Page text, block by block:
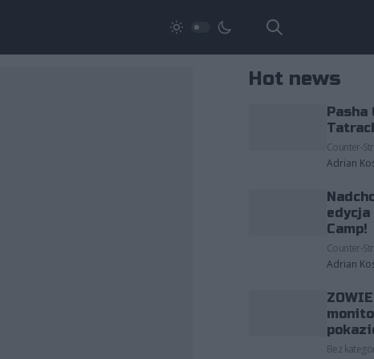
Hot news
Pasha
Counter-
Adrian
edycja
Camp!
Counter-
Adrian
Bez